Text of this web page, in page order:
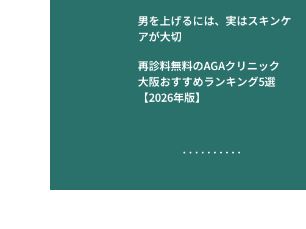
男を上げるには、実はスキンケ
アが大切
再診料無料のAGAクリニック
大阪おすすめランキング5選
【2026年版】